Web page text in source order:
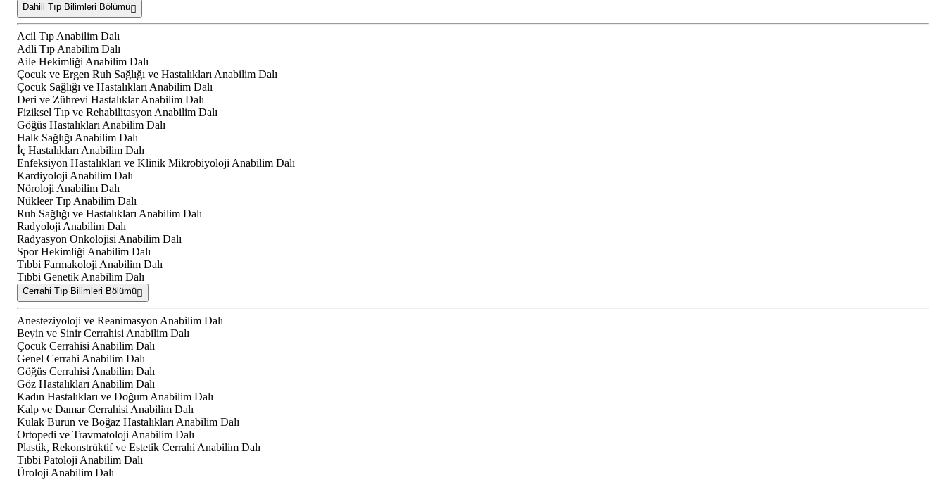
Dahili Tıp Bilimleri Bölümü
Acil Tıp Anabilim Dalı
Adli Tıp Anabilim Dalı
Aile Hekimliği Anabilim Dalı
Çocuk ve Ergen Ruh Sağlığı ve Hastalıkları Anabilim Dalı
Çocuk Sağlığı ve Hastalıkları Anabilim Dalı
Deri ve Zührevi Hastalıklar Anabilim Dalı
Fiziksel Tıp ve Rehabilitasyon Anabilim Dalı
Göğüs Hastalıkları Anabilim Dalı
Halk Sağlığı Anabilim Dalı
İç Hastalıkları Anabilim Dalı
Enfeksiyon Hastalıkları ve Klinik Mikrobiyoloji Anabilim Dalı
Kardiyoloji Anabilim Dalı
Nöroloji Anabilim Dalı
Nükleer Tıp Anabilim Dalı
Ruh Sağlığı ve Hastalıkları Anabilim Dalı
Radyoloji Anabilim Dalı
Radyasyon Onkolojisi Anabilim Dalı
Spor Hekimliği Anabilim Dalı
Tıbbi Farmakoloji Anabilim Dalı
Tıbbi Genetik Anabilim Dalı
Cerrahi Tıp Bilimleri Bölümü
Anesteziyoloji ve Reanimasyon Anabilim Dalı
Beyin ve Sinir Cerrahisi Anabilim Dalı
Çocuk Cerrahisi Anabilim Dalı
Genel Cerrahi Anabilim Dalı
Göğüs Cerrahisi Anabilim Dalı
Göz Hastalıkları Anabilim Dalı
Kadın Hastalıkları ve Doğum Anabilim Dalı
Kalp ve Damar Cerrahisi Anabilim Dalı
Kulak Burun ve Boğaz Hastalıkları Anabilim Dalı
Ortopedi ve Travmatoloji Anabilim Dalı
Plastik, Rekonstrüktif ve Estetik Cerrahi Anabilim Dalı
Tıbbi Patoloji Anabilim Dalı
Üroloji Anabilim Dalı